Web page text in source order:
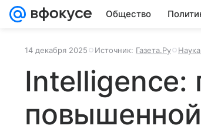
Общество
14 декабря 2025 Источник: Газета.Ру
Intelligence: